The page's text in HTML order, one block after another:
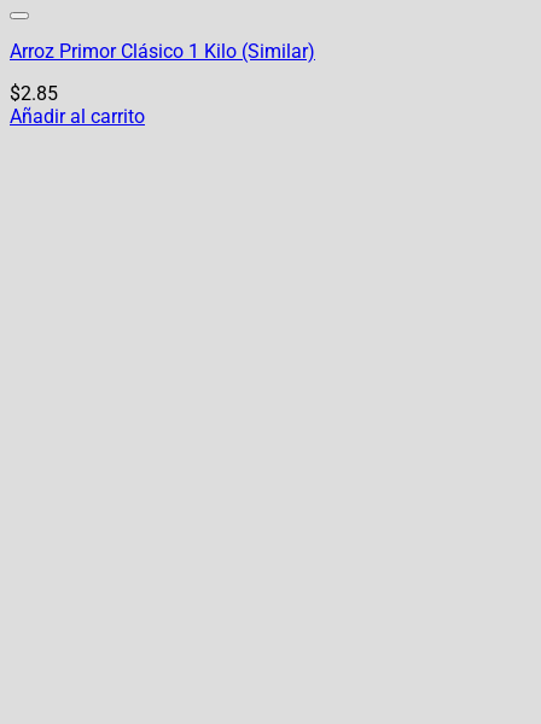
Arroz Primor Clásico 1 Kilo (Similar)
$2.85
Añadir al carrito